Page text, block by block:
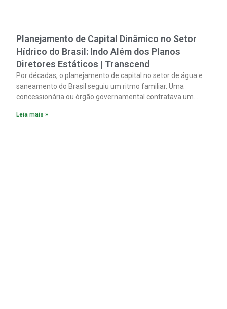
Planejamento de Capital Dinâmico no Setor
Hídrico do Brasil: Indo Além dos Planos
Diretores Estáticos | Transcend
Por décadas, o planejamento de capital no setor de água e
saneamento do Brasil seguiu um ritmo familiar. Uma
concessionária ou órgão governamental contratava um
Leia mais »